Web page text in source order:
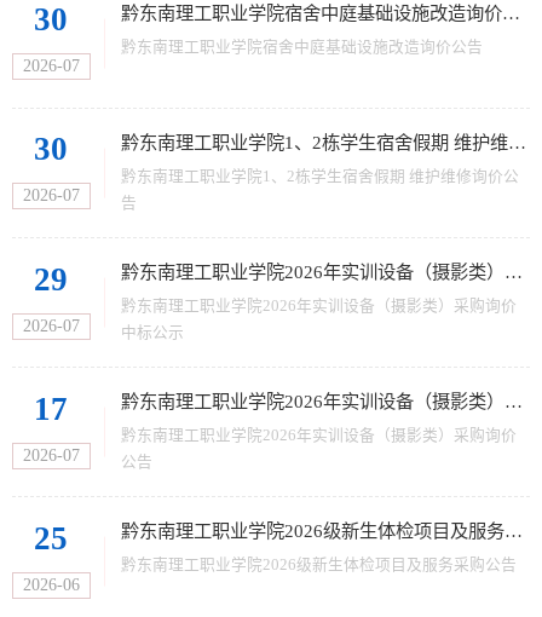
30
2026-07
黔东南理工职业学院宿舍中庭基础设施改造询价公告
黔东南理工职业学院宿舍中庭基础设施改造询价公告
30
2026-07
黔东南理工职业学院1、2栋学生宿舍假期 维护维修询价公告
黔东南理工职业学院1、2栋学生宿舍假期 维护维修询价公
告
29
2026-07
黔东南理工职业学院2026年实训设备（摄影类）采购询价中标公示
黔东南理工职业学院2026年实训设备（摄影类）采购询价
中标公示
17
2026-07
黔东南理工职业学院2026年实训设备（摄影类）采购询价公告
黔东南理工职业学院2026年实训设备（摄影类）采购询价
公告
25
2026-06
黔东南理工职业学院2026级新生体检项目及服务采购公告
黔东南理工职业学院2026级新生体检项目及服务采购公告